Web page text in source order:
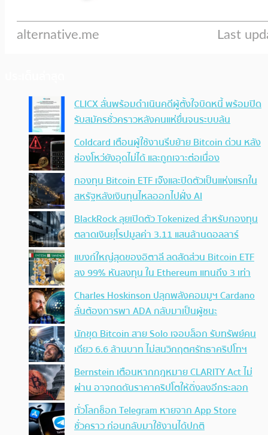
CLICX ลั่นพร้อมดำเนินคดีผู้ตั้งใจบิดหนี้ พร้อมปิด
รับสมัครชั่วคราวหลังคนแห่ยื่นจนระบบล้น
Coldcard เตือนผู้ใช้งานรีบย้าย Bitcoin ด่วน หลัง
ช่องโหว่ยังอุดไม่ได้ และถูกเจาะต่อเนื่อง
กองทุน Bitcoin ETF เจ๊งและปิดตัวเป็นแห่งแรกใน
สหรัฐหลังเงินทุนไหลออกไปฝั่ง AI
BlackRock ลุยเปิดตัว Tokenized สำหรับกองทุน
ตลาดเงินยุโรปมูลค่า 3.11 แสนล้านดอลลาร์
แบงก์ใหญ่สุดของอิตาลี ลดสัดส่วน Bitcoin ETF
ลง 99% หันลงทุน ใน Ethereum แทนถึง 3 เท่า
Charles Hoskinson ปลุกพลังคอมมูฯ Cardano
ลั่นต้องการพา ADA กลับมาเป็นผู้ชนะ
นักขุด Bitcoin สาย Solo เจอบล็อก รับทรัพย์คน
เดียว 6.6 ล้านบาท ไม่สนวิกฤตศรัทธาคริปโทฯ
Bernstein เตือนหากกฎหมาย CLARITY Act ไม่
ผ่าน อาจกดดันราคาคริปโตให้ดิ่งลงอีกระลอก
ทั่วโลกช็อก Telegram หายจาก App Store
ชั่วคราว ก่อนกลับมาใช้งานได้ปกติ